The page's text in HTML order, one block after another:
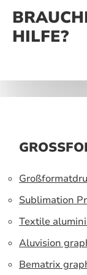
HILFE?
Sublimation
Textile
Aluvision
Bematrix